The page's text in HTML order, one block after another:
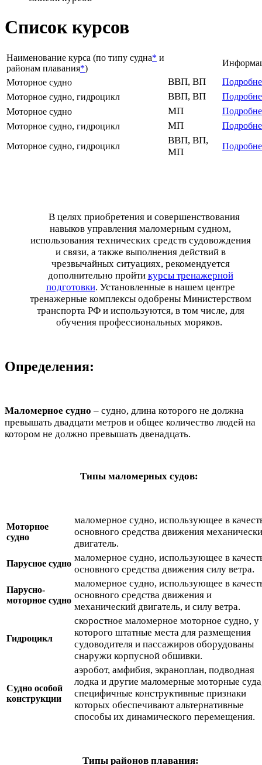
Список курсов
Наименование курса (по типу судна* и
районам плавания*)
Моторное судно
ВВП, ВП
Моторное судно, гидроцикл ВВП, ВП
Моторное судно
МП
Моторное судно, гидроцикл МП
Моторное судно, гидроцикл
ВВП, ВП,
МП
В целях приобретения и совершенствования
навыков управления маломерным судном,
использования технических средств судовождения
и связи, а также выполнения действий в
чрезвычайных ситуациях, рекомендуется
дополнительно пройти курсы тренажерной
подготовки. Установленные в нашем центре
тренажерные комплексы одобрены Министерством
транспорта РФ и используются, в том числе, для
обучения профессиональных моряков.
Определения:
Маломерное судно – судно, длина которого не должна
превышать двадцати метров и общее количество людей на
котором не должно превышать двенадцать.
Типы маломерных судов:
Моторное
судно
маломерное судно, использующее в
основного средства движения
двигатель.
Парусное судно
маломерное судно, использующее в
основного средства движения силу ветра.
Парусно-
моторное судно
маломерное судно, использующее в
основного средства движения и
механический двигатель, и силу ветра.
Гидроцикл
скоростное маломерное моторное судно, у
которого штатные места для размещения
судоводителя и пассажиров оборудованы
снаружи корпусной обшивки.
Судно особой
конструкции
аэробот, амфибия, экраноплан, подводная
лодка и другие маломерные моторные
специфичные конструктивные признаки
которых обеспечивают альтернативные
способы их динамического перемещения.
Типы районов плавания: